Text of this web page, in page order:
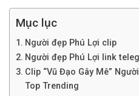
Mục lục
Người đẹp Phú Lợi clip
Người đẹp Phú Lợi link
Clip “Vũ Đạo Gây Mê”
Top Trending